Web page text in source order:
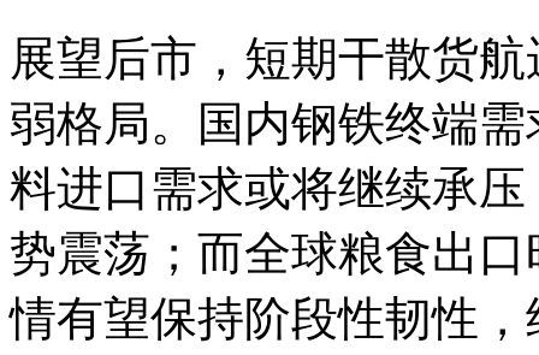
展望后市，短期干散货
弱格局。国内钢铁终端
料进口需求或将继续承
势震荡；而全球粮食出
情有望保持阶段性韧性